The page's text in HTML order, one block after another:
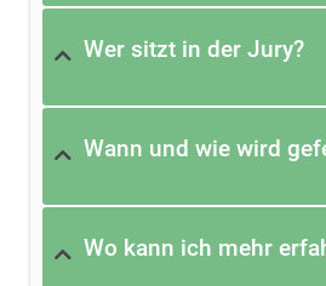
Wer sitzt in der Jury?
Wann und wie wird
Wo kann ich mehr